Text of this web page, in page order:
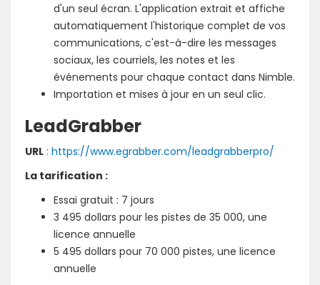
d'un seul écran. L'application extrait et affiche
automatiquement l'historique complet de vos
communications, c'est-à-dire les messages
sociaux, les courriels, les notes et les
événements pour chaque contact dans Nimble.
Importation et mises à jour en un seul clic.
LeadGrabber
URL : https://www.egrabber.com/leadgrabberpro/
La tarification :
Essai gratuit : 7 jours
3 495 dollars pour les pistes de 35 000, une
licence annuelle
5 495 dollars pour 70 000 pistes, une licence
annuelle